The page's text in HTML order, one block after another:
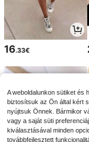
16.33€
A weboldalunkon sütiket és
biztosítsuk az Ön által kért
nyújtsuk Önnek. Bármikor
vagy a saját süti
kiválasztásával minden
továbbfejlesztett